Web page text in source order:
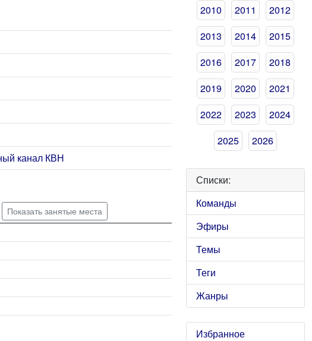
канал КВН
Показать занятые места
2010
2011
2012
2013
2014
2015
2016
2017
2018
2019
2020
2021
2022
2023
2024
2025
2026
Списки:
Команды
Эфиры
Темы
Теги
Жанры
Избранное